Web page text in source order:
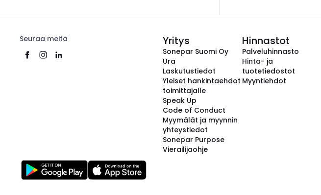
Seuraa meitä Yritys
Sonepar Suomi Oy
Ura
Laskutustiedot
Yleiset hankintaehdot
toimittajalle
Speak Up
Code of Conduct
Myymälät ja myynnin
yhteystiedot
Sonepar Purpose
Vierailijaohje
Hinnastot
Palveluhinnasto
Hinta- ja
tuotetiedostot
Myyntiehdot